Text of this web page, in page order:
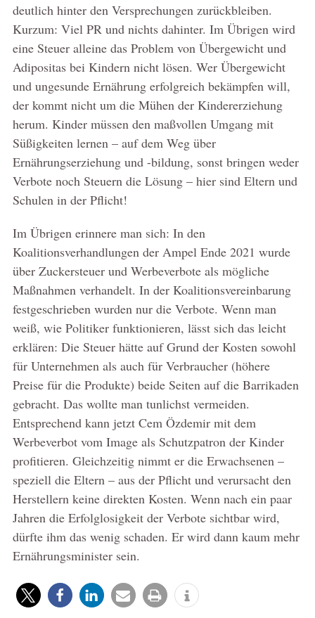
deutlich hinter den Versprechungen zurückbleiben.
Kurzum: Viel PR und nichts dahinter. Im Übrigen wird
eine Steuer alleine das Problem von Übergewicht und
Adipositas bei Kindern nicht lösen. Wer Übergewicht
und ungesunde Ernährung erfolgreich bekämpfen will,
der kommt nicht um die Mühen der Kindererziehung
herum. Kinder müssen den maßvollen Umgang mit
Süßigkeiten lernen – auf dem Weg über
Ernährungserziehung und -bildung, sonst bringen weder
Verbote noch Steuern die Lösung – hier sind Eltern und
Schulen in der Pflicht!
Im Übrigen erinnere man sich: In den
Koalitionsverhandlungen der Ampel Ende 2021 wurde
über Zuckersteuer und Werbeverbote als mögliche
Maßnahmen verhandelt. In der Koalitionsvereinbarung
festgeschrieben wurden nur die Verbote. Wenn man
weiß, wie Politiker funktionieren, lässt sich das leicht
erklären: Die Steuer hätte auf Grund der Kosten sowohl
für Unternehmen als auch für Verbraucher (höhere
Preise für die Produkte) beide Seiten auf die Barrikaden
gebracht. Das wollte man tunlichst vermeiden.
Entsprechend kann jetzt Cem Özdemir mit dem
Werbeverbot vom Image als Schutzpatron der Kinder
profitieren. Gleichzeitig nimmt er die Erwachsenen –
speziell die Eltern – aus der Pflicht und verursacht den
Herstellern keine direkten Kosten. Wenn nach ein paar
Jahren die Erfolglosigkeit der Verbote sichtbar wird,
dürfte ihm das wenig schaden. Er wird dann kaum mehr
Ernährungsminister sein.